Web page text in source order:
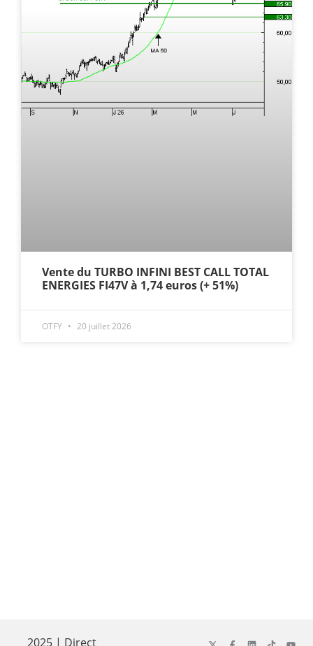
Vente du TURBO INFINI BEST CALL TOTAL
ENERGIES FI47V à 1,74 euros (+ 51%)
OTFY 20 juillet 2026
2025 | Direct